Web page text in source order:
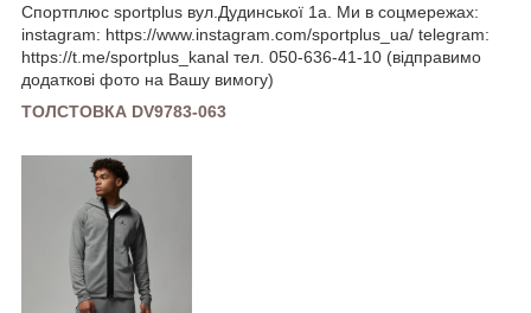
Спортплюс sportplus вул.Дудинської 1а. Ми в соцмережах:
instagram: https://www.instagram.com/sportplus_ua/ telegram:
https://t.me/sportplus_kanal тел. 050-636-41-10 (відправимо
додаткові фото на Вашу вимогу)
ТОЛСТОВКА DV9783-063